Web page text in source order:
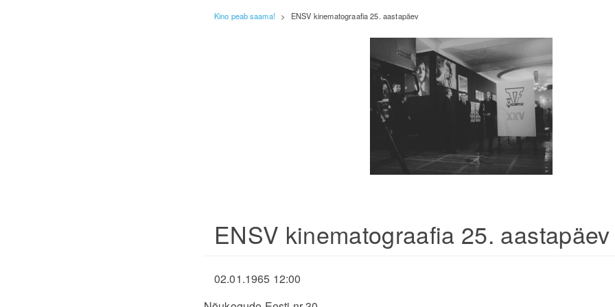
Kino peab saama! > ENSV kinematograafia 25. aastapäev
ENSV kinematograafia 25. aastapäev
02.01.1965 12:00